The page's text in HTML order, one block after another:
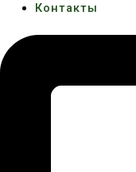
Контакты